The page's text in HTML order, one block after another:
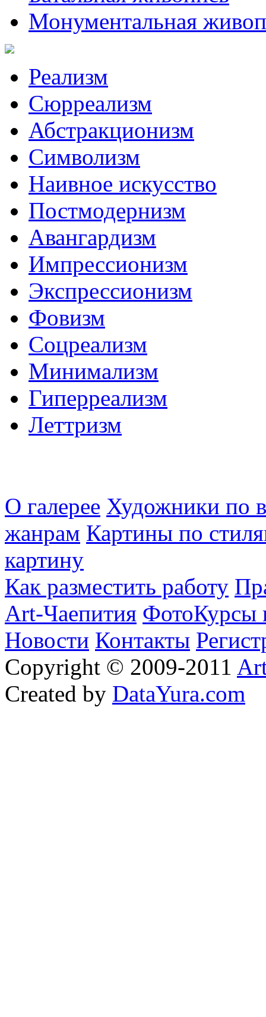
Монументальная
Реализм
Сюрреализм
Абстракционизм
Символизм
Наивное искусство
Постмодернизм
Авангардизм
Импрессионизм
Экспрессионизм
Фовизм
Соцреализм
Минимализм
Гиперреализм
Леттризм
О галерее Художники по
жанрам Картины по
картину
Как разместить работу
Art-Чаепития ФотоКурсы
Новости Контакты
Copyright © 2009-2011
Created by DataYura.com